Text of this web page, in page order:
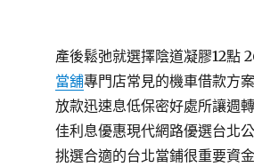
產後鬆弛就選擇陰道凝膠12點
當舖專門店常見的機車借款方
放款迅速息低保密好處所讓週
佳利息優惠現代網路優選台北
挑選合適的台北當鋪很重要資